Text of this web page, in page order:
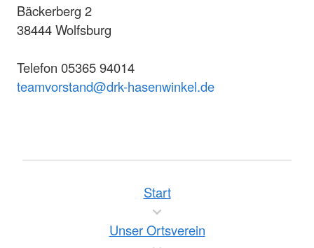
Bäckerberg 2
38444 Wolfsburg
Telefon 05365 94014
teamvorstand@drk-hasenwinkel.de
Start
Unser Ortsverein